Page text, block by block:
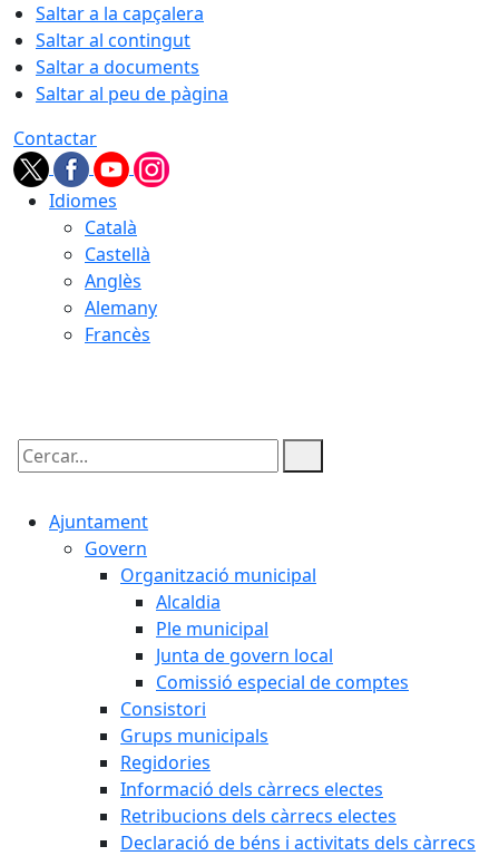
Saltar a la capçalera
Saltar al contingut
Saltar a documents
Saltar al peu de pàgina
Contactar
Idiomes
Català
Castellà
Anglès
Alemany
Francès
Cercar:
Ajuntament
Govern
Organització municipal
Alcaldia
Ple municipal
Junta de govern local
Comissió especial de comptes
Consistori
Grups municipals
Regidories
Informació dels càrrecs electes
Retribucions dels càrrecs electes
Declaració de béns i activitats dels càrrecs